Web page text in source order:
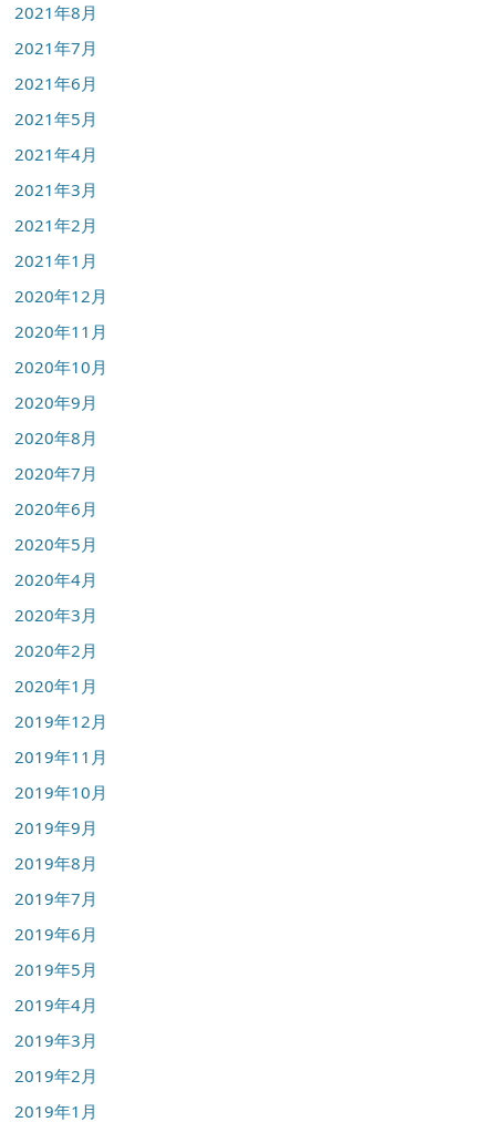
2021年8月
2021年7月
2021年6月
2021年5月
2021年4月
2021年3月
2021年2月
2021年1月
2020年12月
2020年11月
2020年10月
2020年9月
2020年8月
2020年7月
2020年6月
2020年5月
2020年4月
2020年3月
2020年2月
2020年1月
2019年12月
2019年11月
2019年10月
2019年9月
2019年8月
2019年7月
2019年6月
2019年5月
2019年4月
2019年3月
2019年2月
2019年1月